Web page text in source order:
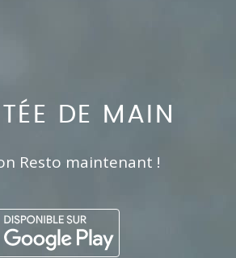
DE MAIN
Resto maintenant !